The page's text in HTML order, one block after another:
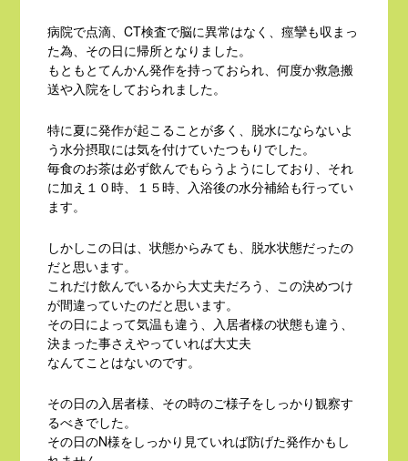
病院で点滴、CT検査で脳に異常はなく、痙攣も収まっ
た為、その日に帰所となりました。
もともとてんかん発作を持っておられ、何度か救急搬
送や入院をしておられました。
特に夏に発作が起こることが多く、脱水にならないよ
う水分摂取には気を付けていたつもりでした。
毎食のお茶は必ず飲んでもらうようにしており、それ
に加え１０時、１５時、入浴後の水分補給も行ってい
ます。
しかしこの日は、状態からみても、脱水状態だったの
だと思います。
これだけ飲んでいるから大丈夫だろう、この決めつけ
が間違っていたのだと思います。
その日によって気温も違う、入居者様の状態も違う、
決まった事さえやっていれば大丈夫
なんてことはないのです。
その日の入居者様、その時のご様子をしっかり観察す
るべきでした。
その日のN様をしっかり見ていれば防げた発作かもし